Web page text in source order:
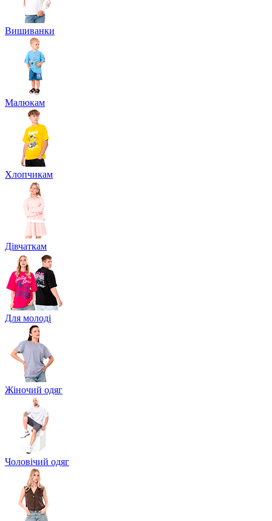
Вишиванки
Малюкам
Хлопчикам
Дівчаткам
Для молоді
Жіночий одяг
Чоловічий одяг